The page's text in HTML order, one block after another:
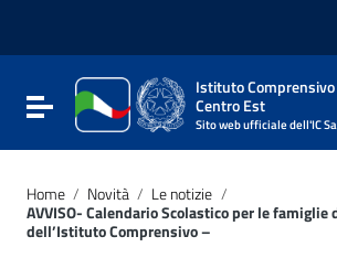
Vai al footer
Attiva / disattiva la navigazione
Istituto
Centro Est
Sito web ufficiale dell'IC
Home / Novità / Le notizie /
AVVISO- Calendario Scolastico per le famiglie
dell’Istituto Comprensivo –